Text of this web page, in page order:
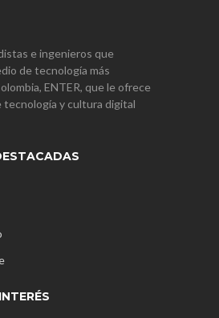
e ingenieros que
de tecnología más
ENTER, que le ofrece
y cultura digital